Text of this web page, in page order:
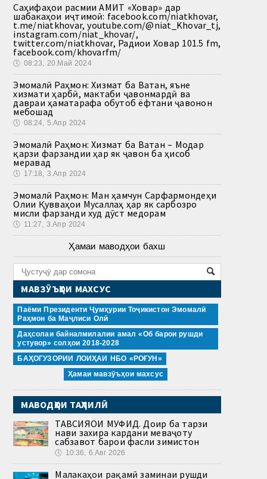
Саҳифаҳои расмии АМИТ «Ховар» дар
шабакаҳои иҷтимоӣ: facebook.com/niatkhovar,
t.me/niatkhovar, youtube.com/@niat_Khovar_tj,
instagram.com/niat_khovar/,
twitter.com/niatkhovar, Радиои Ховар 101.5 fm,
facebook.com/khovarfm/
🕔 08:23, 20.Май 2024
Эмомалӣ Раҳмон: Хизмат ба Ватан, яъне
хизмати ҳарбӣ, мактаби ҷавонмардӣ ва
давраи ҳаматарафа обутоб ёфтани ҷавонон
мебошад
🕔 08:24, 5.Апр 2024
Эмомалӣ Раҳмон: Хизмат ба Ватан – Модар
қарзи фарзандии ҳар як ҷавон ба ҳисоб
меравад
🕔 17:18, 3.Апр 2024
Эмомалӣ Раҳмон: Ман ҳамчун Сарфармондеҳи
Олии Қувваҳои Мусаллаҳ ҳар як сарбозро
мисли фарзанди худ дӯст медорам
🕔 11:27, 3.Апр 2024
Ҳамаи маводҳои бахш
МАВЗӮЪҲОИ МАХСУС
Паёми Президенти Ҷумҳурии Тоҷикистон Эмомалӣ
Раҳмон ба Маҷлиси Олӣ
Даҳсолаи байналмилалии амал «Об барои рушди
устувор» солҳои 2018-2028
БАҲОГУЗОРИИ ЛОИҲАИ НБО «РОҒУН»
Ҳамаи мавзӯъҳои махсус
МАВОДҲОИ ТАҲЛИЛӢ
ТАВСИЯҲОИ МУФИД. Доир ба тарзи
нави захира кардани меваҷоту
сабзавот барои фасли зимистон
🕔 10:36, 6.Авг 2026
Малакаҳои рақамӣ заминаи рушди